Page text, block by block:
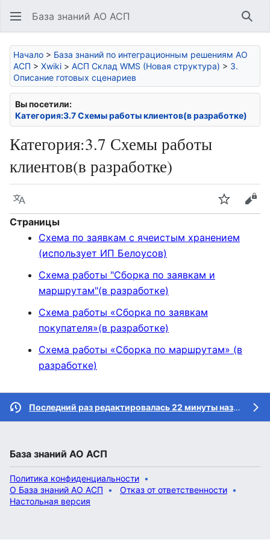
База знаний АО АСП
Начало > База знаний по интеграционным решениям АО
АСП > Xwiki > АСП Склад WMS (Новая структура) > 3.
Описание готовых сценариев
Вы посетили:
Категория:3.7 Схемы работы клиентов(в разработке)
Категория:3.7 Схемы работы
клиентов(в разработке)
Язык Следить
Страницы
Схема по заявкам с ячеистым хранением
(использует ИП Белоусов)
Схема работы "Сборка по заявкам и
маршрутам"(в разработке)
Схема работы «Сборка по заявкам
покупателя»(в разработке)
Схема работы «Сборка по маршрутам» (в
разработке)
Последний раз редактировалась 22 минуты назад
База знаний АО АСП
Политика конфиденциальности
О База знаний АО АСП
Отказ от ответственности
Настольная версия